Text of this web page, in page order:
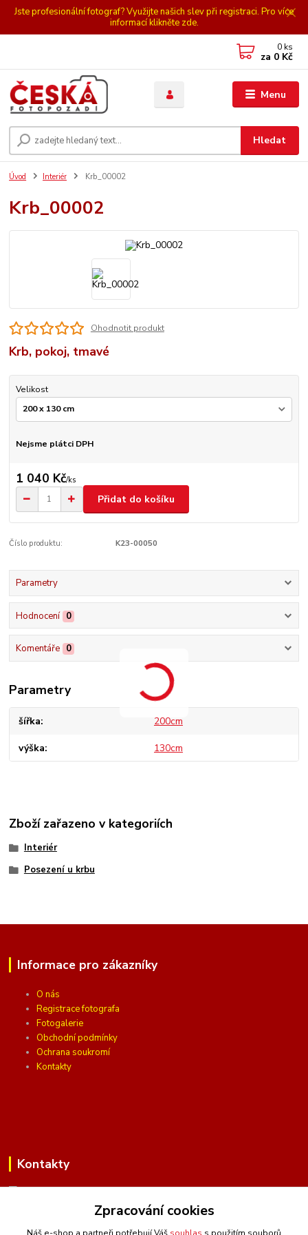
Jste profesionální fotograf? Využijte našich slev při registraci. Pro více
informací klikněte zde.
Menu
Hledat
0 ks
za 0 Kč
Úvod Interiér Krb_00002
Krb_00002
Ohodnotit produkt
Krb, pokoj, tmavé
Velikost
Nejsme plátci DPH
1 040 Kč/ks
Přidat do košíku
Číslo produktu: K23-00050
Parametry
Hodnocení 0
Komentáře 0
Parametry
šířka 200cm
výška 130cm
Zboží zařazeno v kategoriích
Interiér
Posezení u krbu
Informace pro zákazníky
O nás
Registrace fotografa
Fotogalerie
Obchodní podmínky
Ochrana soukromí
Kontakty
Kontakty
(Po-Pá, 10 - 16 hod.)
Zpracování cookies